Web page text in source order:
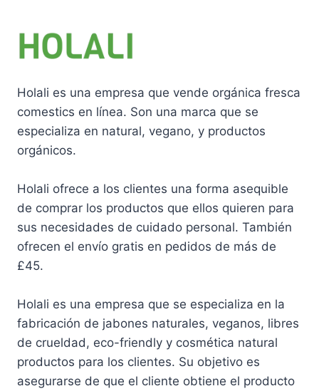
Holali es una empresa que vende orgánica fresca
comestics en línea. Son una marca que se
especializa en natural, vegano, y productos
orgánicos.
Holali ofrece a los clientes una forma asequible
de comprar los productos que ellos quieren para
sus necesidades de cuidado personal. También
ofrecen el envío gratis en pedidos de más de
£45.
Holali es una empresa que se especializa en la
fabricación de jabones naturales, veganos, libres
de crueldad, eco-friendly y cosmética natural
productos para los clientes. Su objetivo es
asegurarse de que el cliente obtiene el producto